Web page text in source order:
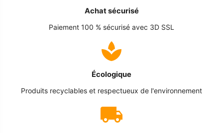
Achat sécurisé
Paiement 100 % sécurisé avec 3D SSL
Écologique
Produits recyclables et respectueux de l'environnement